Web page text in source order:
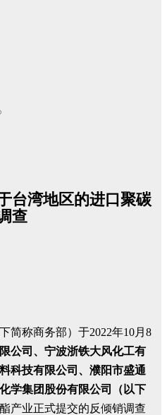
台湾地区的进口聚碳
查
简称商务部）于2022年10月8
公司、宁波浙铁大风化工有
科技有限公司、濮阳市盛通
学集团股份有限公司（以下
产业正式提交的反倾销调查